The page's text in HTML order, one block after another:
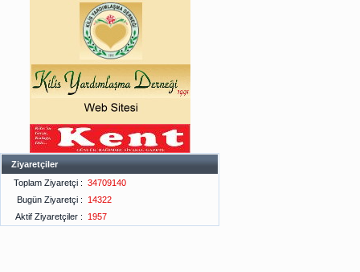
Ziyaretçiler
Toplam Ziyaretçi : 34709140
Bugün Ziyaretçi :
14322
Aktif Ziyaretçiler :
1957